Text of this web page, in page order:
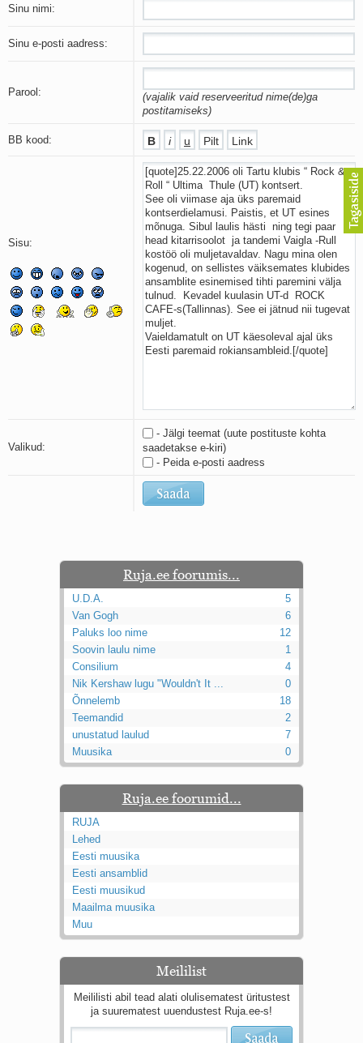
Ih-ih-hii ja ah-ah-haa
Päikeselapsed
Laul võimalusest
Nii vaikseks kõik on jäänud
Mis saab sellest loomusevalust
Avanemine
Põhi, lõuna, ida, lääs
Elupõline kaja
Perekondlik
Kassimäng
Läänemere lained
Üle müüri
Valgusemaastikud
Kaks pihtimust
Sinu nimi:
Sinu e-posti aadress:
Parool:
(vajalik vaid reserveeritud nime(de)ga
postitamiseks)
BB kood:
Sisu:
Valikud:
- Jälgi teemat (uute postituste kohta
saadetakse e-kiri)
- Peida e-posti aadress
Ruja.ee foorumis...
U.D.A.
5
Van Gogh
6
Paluks loo nime
12
Soovin laulu nime
1
Consilium
4
Nik Kershaw lugu "Wouldn't It ...
0
Õnnelemb
18
Teemandid
2
unustatud laulud
7
Muusika
0
Ruja.ee foorumid...
RUJA
Lehed
Eesti muusika
Eesti ansamblid
Eesti muusikud
Maailma muusika
Muu
Meililist
Meililisti abil tead alati olulisematest üritustest
ja suurematest uuendustest Ruja.ee-s!